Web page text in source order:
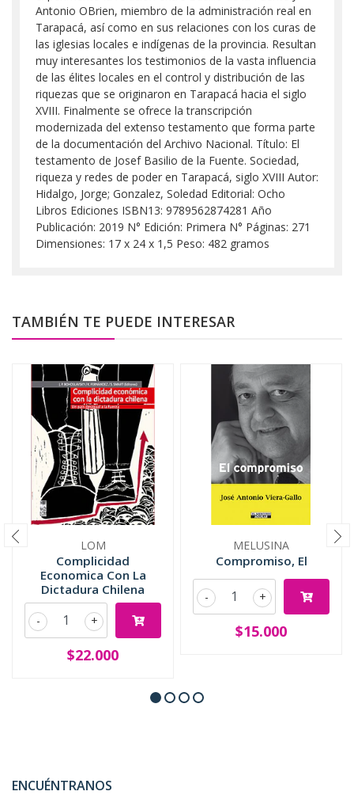
Antonio OBrien, miembro de la administración real en
Tarapacá, así como en sus relaciones con los curas de
las iglesias locales e indígenas de la provincia. Resultan
muy interesantes los testimonios de la vasta influencia
de las élites locales en el control y distribución de las
riquezas que se originaron en Tarapacá hacia el siglo
XVIII. Finalmente se ofrece la transcripción
modernizada del extenso testamento que forma parte
de la documentación del Archivo Nacional. Título: El
testamento de Josef Basilio de la Fuente. Sociedad,
riqueza y redes de poder en Tarapacá, siglo XVIII Autor:
Hidalgo, Jorge; Gonzalez, Soledad Editorial: Ocho
Libros Ediciones ISBN13: 9789562874281 Año
Publicación: 2019 N° Edición: Primera N° Páginas: 271
Dimensiones: 17 x 24 x 1,5 Peso: 482 gramos
TAMBIÉN TE PUEDE INTERESAR
LOM
Complicidad
Economica Con La
Dictadura Chilena
+
-
$22.000
MELUSINA
Compromiso, El
+
-
$15.000
ENCUÉNTRANOS